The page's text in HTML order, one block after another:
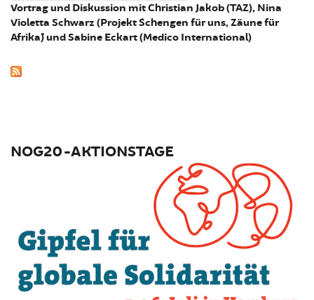
Vortrag und Diskussion mit Christian Jakob (TAZ), Nina
Violetta Schwarz (Projekt ´Schengen für uns, Zäune für
Afrika`) und Sabine Eckart (Medico International)
NOG20-AKTIONSTAGE